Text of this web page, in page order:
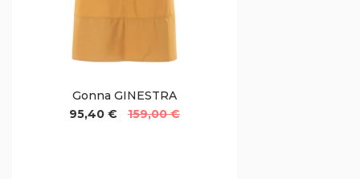
Gonna GINESTRA
95,40 €
159,00 €